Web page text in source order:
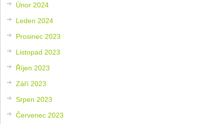
Únor 2024
Leden 2024
Prosinec 2023
Listopad 2023
Říjen 2023
Září 2023
Srpen 2023
Červenec 2023